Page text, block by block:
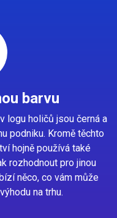
barvu
logu holičů jsou černá a
podniku. Kromě těchto
hojně používá také
rozhodnout pro jinou
něco, co vám může
na trhu.